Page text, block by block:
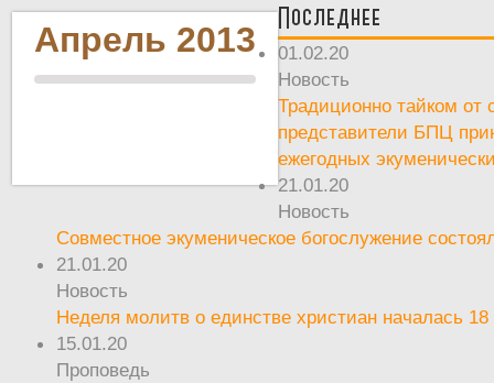
Апрель 2013
Последнее
01.02.20
Новость
Традиционно тайком от
представители БПЦ
ежегодных
21.01.20
Новость
Совместное экуменическое богослужение
21.01.20
Новость
Неделя молитв о единстве христиан началась 18
15.01.20
Проповедь